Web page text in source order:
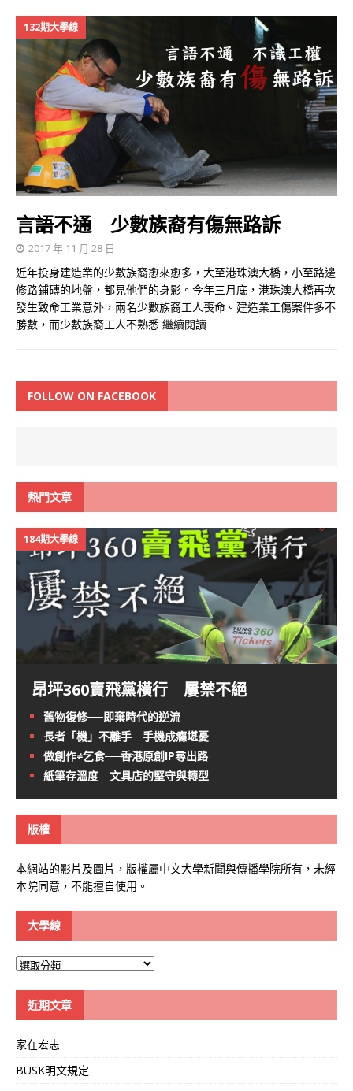
132期大學線
言語不通 少數族裔有傷無路訴
2017 年 11 月 28 日
近年投身建造業的少數族裔愈來愈多，大至港珠澳大橋，小至路邊
修路鋪磚的地盤，都見他們的身影。今年三月底，港珠澳大橋再次
發生致命工業意外，兩名少數族裔工人喪命。建造業工傷案件多不
勝數，而少數族裔工人不熟悉 繼續閱讀
FOLLOW ON FACEBOOK
熱門文章
184期大學線
昂坪360賣飛黨橫行 屢禁不絕
舊物復修──即棄時代的逆流
長者「機」不離手 手機成癮堪憂
做創作≠乞食──香港原創IP尋出路
紙筆存溫度 文具店的堅守與轉型
版權
本網站的影片及圖片，版權屬中文大學新聞與傳播學院所有，未經
本院同意，不能擅自使用。
大學線
大
近期文章
家在宏志
BUSK明文規定